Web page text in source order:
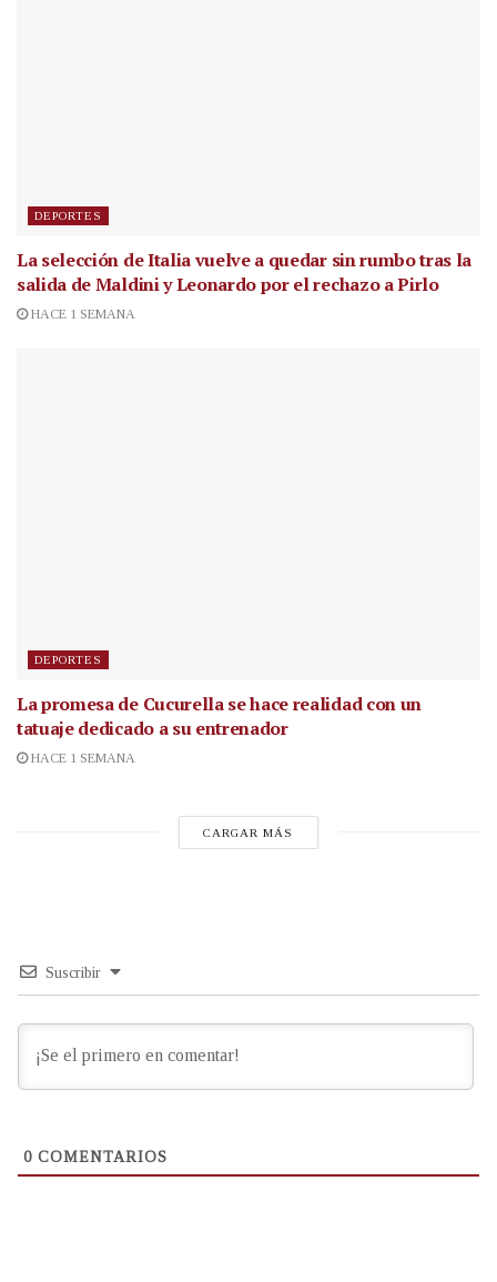
DEPORTES
La selección de Italia vuelve a quedar sin rumbo tras la
salida de Maldini y Leonardo por el rechazo a Pirlo
HACE 1 SEMANA
DEPORTES
La promesa de Cucurella se hace realidad con un
tatuaje dedicado a su entrenador
HACE 1 SEMANA
CARGAR MÁS
Suscribir
0 COMENTARIOS